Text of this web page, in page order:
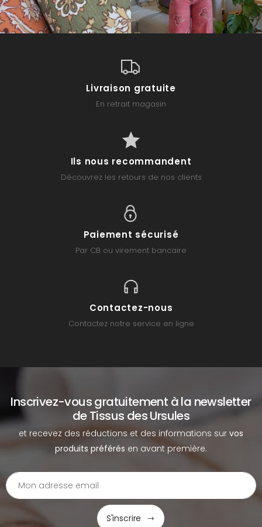
Livraison gratuite
En retrait magasin
Ils nous recommandent
Découvrez les retours de nos clients
Paiement sécurisé
Par CB ou virement bancaire
Contactez-nous
Contactez notre service en ligne
Inscrivez-vous gratuitement à la newsletter
de Tissus des Ursules
et recevez des réductions et des informations sur vos
produits préférés en avant première.
S'inscrire